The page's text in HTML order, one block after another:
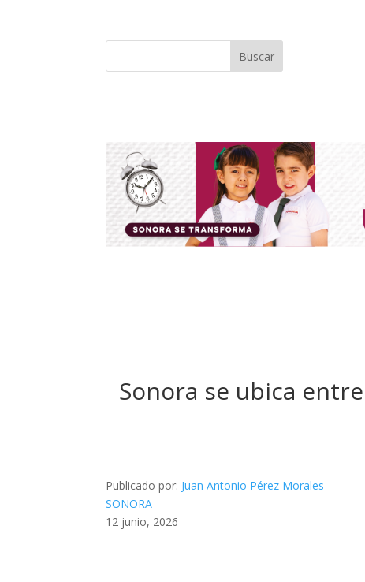
Buscar
Sonora se ubica
Publicado por: Juan Antonio Pérez Morales
SONORA
12 junio, 2026